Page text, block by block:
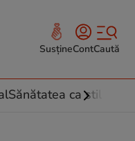
SusțineContCaută
Sănătatea ca stil de